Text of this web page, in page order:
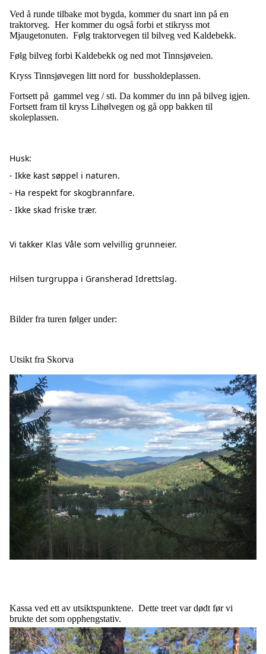
Ved å runde tilbake mot bygda, kommer du snart inn på en
traktorveg. Her kommer du også forbi et stikryss mot
Mjaugetonuten. Følg traktorvegen til bilveg ved Kaldebekk.
Følg bilveg forbi Kaldebekk og ned mot Tinnsjøveien.
Kryss Tinnsjøvegen litt nord for bussholdeplassen.
Fortsett på gammel veg / sti. Da kommer du inn på bilveg igjen.
Fortsett fram til kryss Lihølvegen og gå opp bakken til
skoleplassen.
Husk:
- Ikke kast søppel i naturen.
- Ha respekt for skogbrannfare.
- Ikke skad friske trær.
Vi takker Klas Våle som velvillig grunneier.
Hilsen turgruppa i Gransherad Idrettslag.
Bilder fra turen følger under:
Utsikt fra Skorva
Kassa ved ett av utsiktspunktene. Dette treet var dødt før vi
brukte det som opphengstativ.